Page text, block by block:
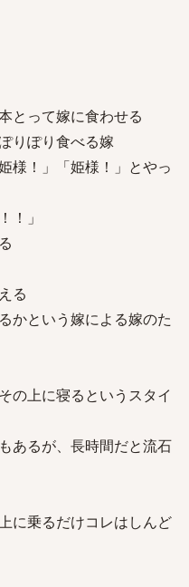
とって嫁に食わせる
りぽり食べる嫁
様！」「姫様！」とやっ
！」
る
かという嫁による嫁のた
の上に寝るというスタイ
あるが、長時間だと流石
に乗るだけコレはしんど